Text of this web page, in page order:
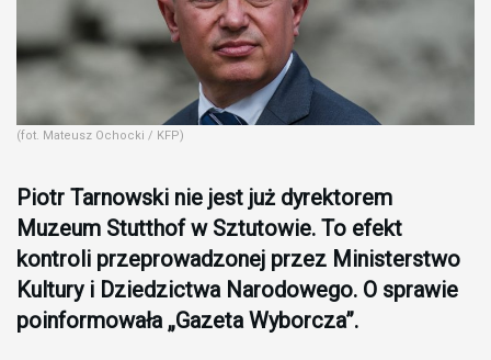
(fot. Mateusz Ochocki / KFP)
Piotr Tarnowski nie jest już dyrektorem
Muzeum Stutthof w Sztutowie. To efekt
kontroli przeprowadzonej przez Ministerstwo
Kultury i Dziedzictwa Narodowego. O sprawie
poinformowała „Gazeta Wyborcza”.